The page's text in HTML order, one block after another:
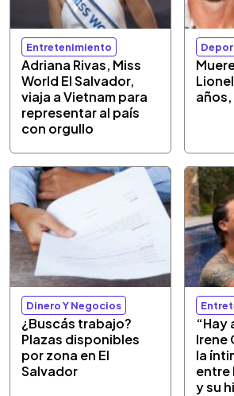
Entretenimiento
Adriana Rivas, Miss
World El Salvador,
viaja a Vietnam para
representar al país
con orgullo
Dinero Y Negocios
¿Buscás trabajo?
Plazas disponibles
por zona en El
Salvador
“Hay
Irene
la
entre
y su